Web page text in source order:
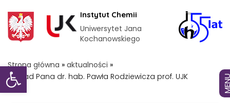
Otwórz pasek narzędzi
Instytut Chemii
Uniwersytet Jana
Kochanowskiego
Strona główna » aktualności »
Wykład Pana dr. hab. Pawła Rodziewicza prof. UJK